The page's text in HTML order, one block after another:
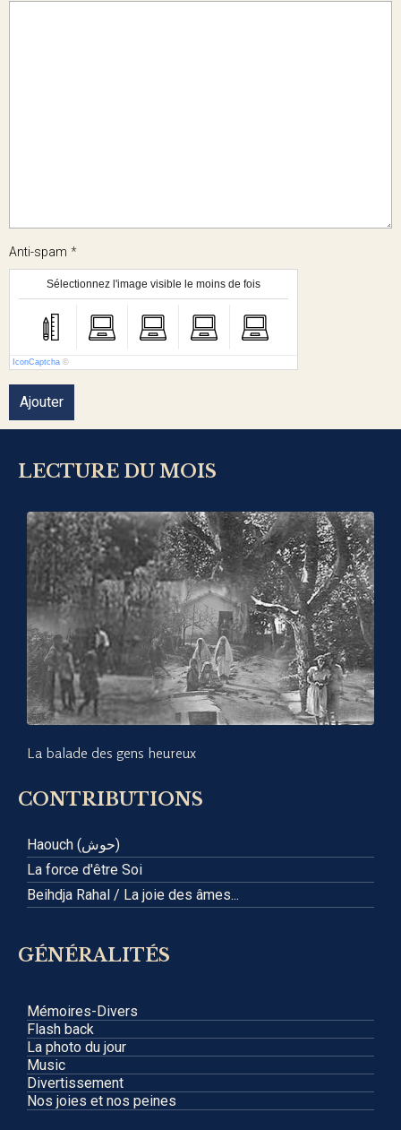
Anti-spam
Sélectionnez l'image visible le moins de fois
IconCaptcha ©
Ajouter
LECTURE DU MOIS
La balade des gens heureux
CONTRIBUTIONS
Haouch (حوش)
La force d'être Soi
Beihdja Rahal / La joie des âmes...
GÉNÉRALITÉS
Mémoires-Divers
Flash back
La photo du jour
Music
Divertissement
Nos joies et nos peines